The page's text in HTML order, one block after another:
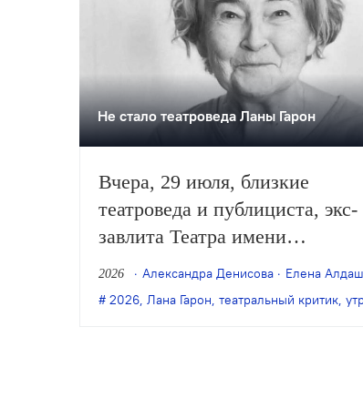
Не стало театроведа Ланы Гарон
Вчера, 29 июля, близкие
театроведа и публициста, экс-
завлита Театра имени
Станиславского Ланы
Гарон опубликовали
2026 Александра Денисова
Елена
2026, Лана Гарон, театральный критик,